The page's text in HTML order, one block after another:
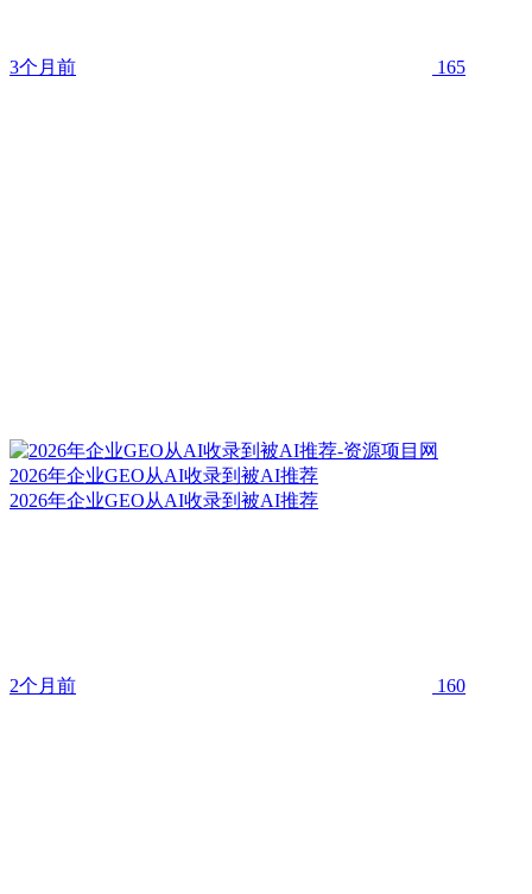
3个月前 165
2026年企业GEO从AI收录到被AI推荐
2026年企业GEO从AI收录到被AI推荐
2个月前 160